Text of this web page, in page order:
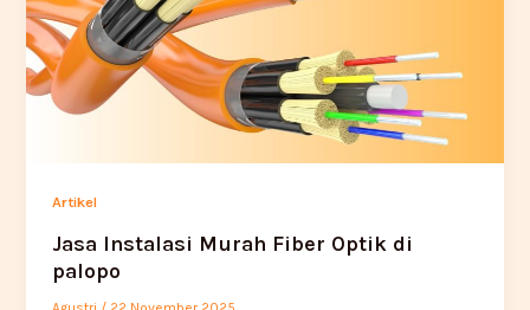
Artikel
Jasa Instalasi Murah Fiber Optik di
palopo